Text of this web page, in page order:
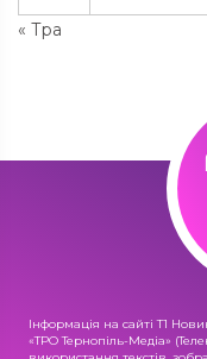
« Тра
Інформація на сайті Т1
«ТРО Тернопіль-Медіа»